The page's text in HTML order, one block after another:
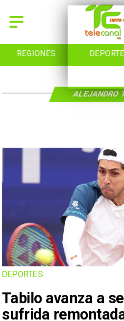
REGIONES
DEPORTES
Tabilo avanza a
sufrida
ALEJANDRO